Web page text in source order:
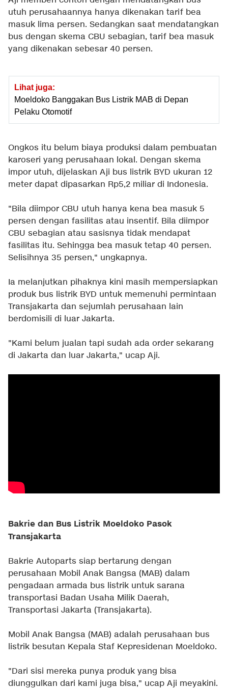
utuh perusahaannya hanya dikenakan tarif bea
masuk lima persen. Sedangkan saat mendatangkan
bus dengan skema CBU sebagian, tarif bea masuk
yang dikenakan sebesar 40 persen.
Lihat juga:
Moeldoko Banggakan Bus Listrik MAB di Depan
Pelaku Otomotif
Ongkos itu belum biaya produksi dalam pembuatan
karoseri yang perusahaan lokal. Dengan skema
impor utuh, dijelaskan Aji bus listrik BYD ukuran 12
meter dapat dipasarkan Rp5,2 miliar di Indonesia.
"Bila diimpor CBU utuh hanya kena bea masuk 5
persen dengan fasilitas atau insentif. Bila diimpor
CBU sebagian atau sasisnya tidak mendapat
fasilitas itu. Sehingga bea masuk tetap 40 persen.
Selisihnya 35 persen," ungkapnya.
Ia melanjutkan pihaknya kini masih mempersiapkan
produk bus listrik BYD untuk memenuhi permintaan
Transjakarta dan sejumlah perusahaan lain
berdomisili di luar Jakarta.
"Kami belum jualan tapi sudah ada order sekarang
di Jakarta dan luar Jakarta," ucap Aji.
Bakrie dan Bus Listrik Moeldoko Pasok
Transjakarta
Bakrie Autoparts siap bertarung dengan
perusahaan Mobil Anak Bangsa (MAB) dalam
pengadaan armada bus listrik untuk sarana
transportasi Badan Usaha Milik Daerah,
Transportasi Jakarta (Transjakarta).
Mobil Anak Bangsa (MAB) adalah perusahaan bus
listrik besutan Kepala Staf Kepresidenan Moeldoko.
"Dari sisi mereka punya produk yang bisa
diunggulkan dari kami juga bisa," ucap Aji meyakini.